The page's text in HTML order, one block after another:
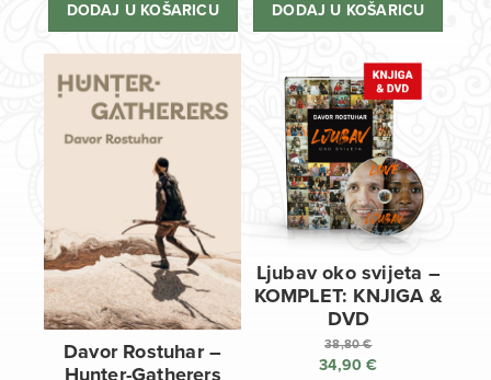
DODAJ U KOŠARICU DODAJ U KOŠARICU
Davor Rostuhar –
Hunter-Gatherers
Ljubav oko svijeta –
KOMPLET: KNJIGA &
DVD
38,80€
Izvorna
34,90€